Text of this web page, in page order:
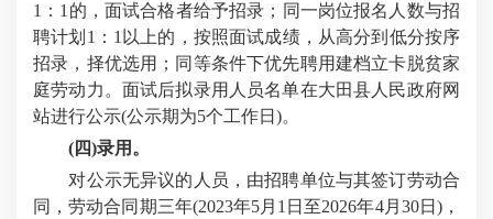
1：1的，面试合格者给予招录；同一岗位报名人数与招
聘计划1：1以上的，按照面试成绩，从高分到低分按序
招录，择优选用；同等条件下优先聘用建档立卡脱贫家
庭劳动力。面试后拟录用人员名单在大田县人民政府网
站进行公示(公示期为5个工作日)。
(四)录用。
对公示无异议的人员，由招聘单位与其签订劳动合
同，劳动合同期三年(2023年5月1日至2026年4月30日)，